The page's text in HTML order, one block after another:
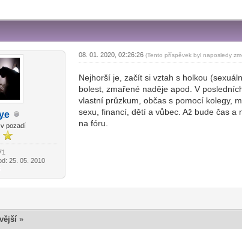
pozadí
25. 05. 2010
08. 01. 2020, 02:26:26(Tento příspěvek byl naposledy
Nejhorší je, začít si vztah s holkou
bolest, zmařené naděje apod. V
vlastní průzkum, občas s pomocí kolegy,
sexu, financí, dětí a vůbec. Až bude čas
na fóru.
»